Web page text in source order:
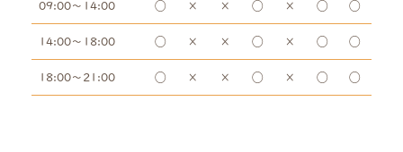
09:00～14:00 ◯ × × ◯ × ◯ ◯
14:00～18:00 ◯ × × ◯ × ◯ ◯
18:00～21:00 ◯ × × ◯ × ◯ ◯